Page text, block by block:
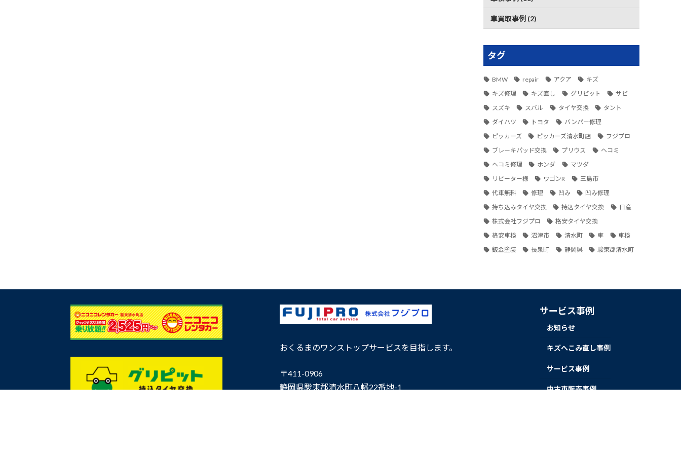
車買取事例 (2)
タグ
BMW repair アクア
キズ
キズ修理
キズ直し グリピット
サビ
スズキ
スバル タイヤ交換
タント
ダイハツ
トヨタ
バンパー修理
ピッカーズ
ピッカーズ清水町店
フジプロ
ブレーキパッド交換
プリウス
ヘコミ
ヘコミ修理
ホンダ
マツダ
リピーター様
ワゴンR
三島市
代車無料
修理 凹み
凹み修理
持ち込みタイヤ交換
持込タイヤ交換
日産
株式会社フジプロ
格安タイヤ交換
格安車検
沼津市 清水町 車
車検
鈑金塗装
長泉町 静岡県 駿東郡清水町
おくるまのワンストップサービスを目指します。
〒411-0906
静岡県駿東郡清水町八幡22番地-1
サービス事例
お知らせ
キズへこみ直し事例
サービス事例
中古車販売事例